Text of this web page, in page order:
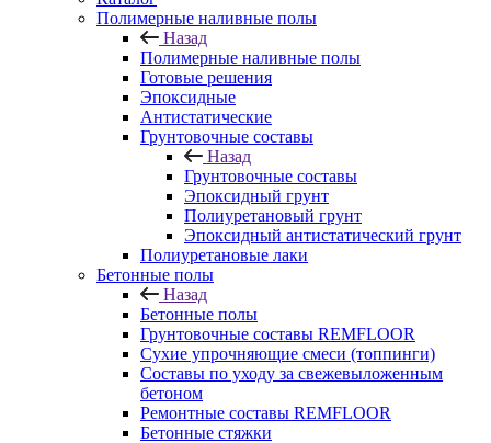
Полимерные наливные полы
Назад
Полимерные наливные полы
Готовые решения
Эпоксидные
Антистатические
Грунтовочные составы
Назад
Грунтовочные составы
Эпоксидный грунт
Полиуретановый грунт
Эпоксидный антистатический грунт
Полиуретановые лаки
Бетонные полы
Назад
Бетонные полы
Грунтовочные составы REMFLOOR
Сухие упрочняющие смеси (топпинги)
Составы по уходу за свежевыложенным
бетоном
Ремонтные составы REMFLOOR
Бетонные стяжки